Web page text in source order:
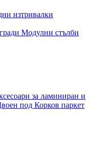
изтривалки
Модулни стълби
за ламиниран и
под Корков паркет